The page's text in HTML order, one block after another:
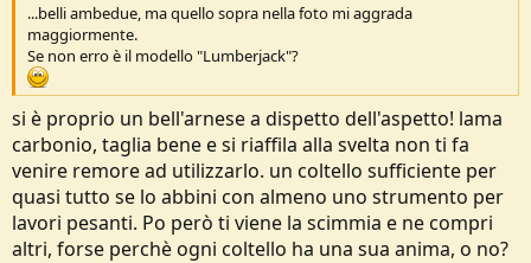
...belli ambedue, ma quello sopra nella foto mi aggrada
maggiormente.
Se non erro è il modello "Lumberjack"?
si è proprio un bell'arnese a dispetto dell'aspetto! lama
carbonio, taglia bene e si riaffila alla svelta non ti fa
venire remore ad utilizzarlo. un coltello sufficiente per
quasi tutto se lo abbini con almeno uno strumento per
lavori pesanti. Po però ti viene la scimmia e ne compri
altri, forse perchè ogni coltello ha una sua anima, o no?